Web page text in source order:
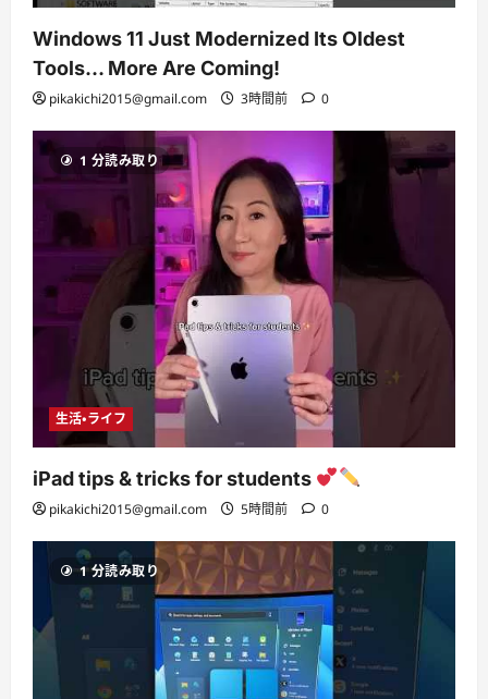
Windows 11 Just Modernized Its Oldest
Tools… More Are Coming!
pikakichi2015@gmail.com 3時間前 0
1 分読み取り
生活・ライフ
iPad tips & tricks for students
pikakichi2015@gmail.com 5時間前 0
1 分読み取り